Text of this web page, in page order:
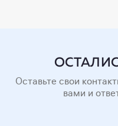
Оставьте свои
вами и